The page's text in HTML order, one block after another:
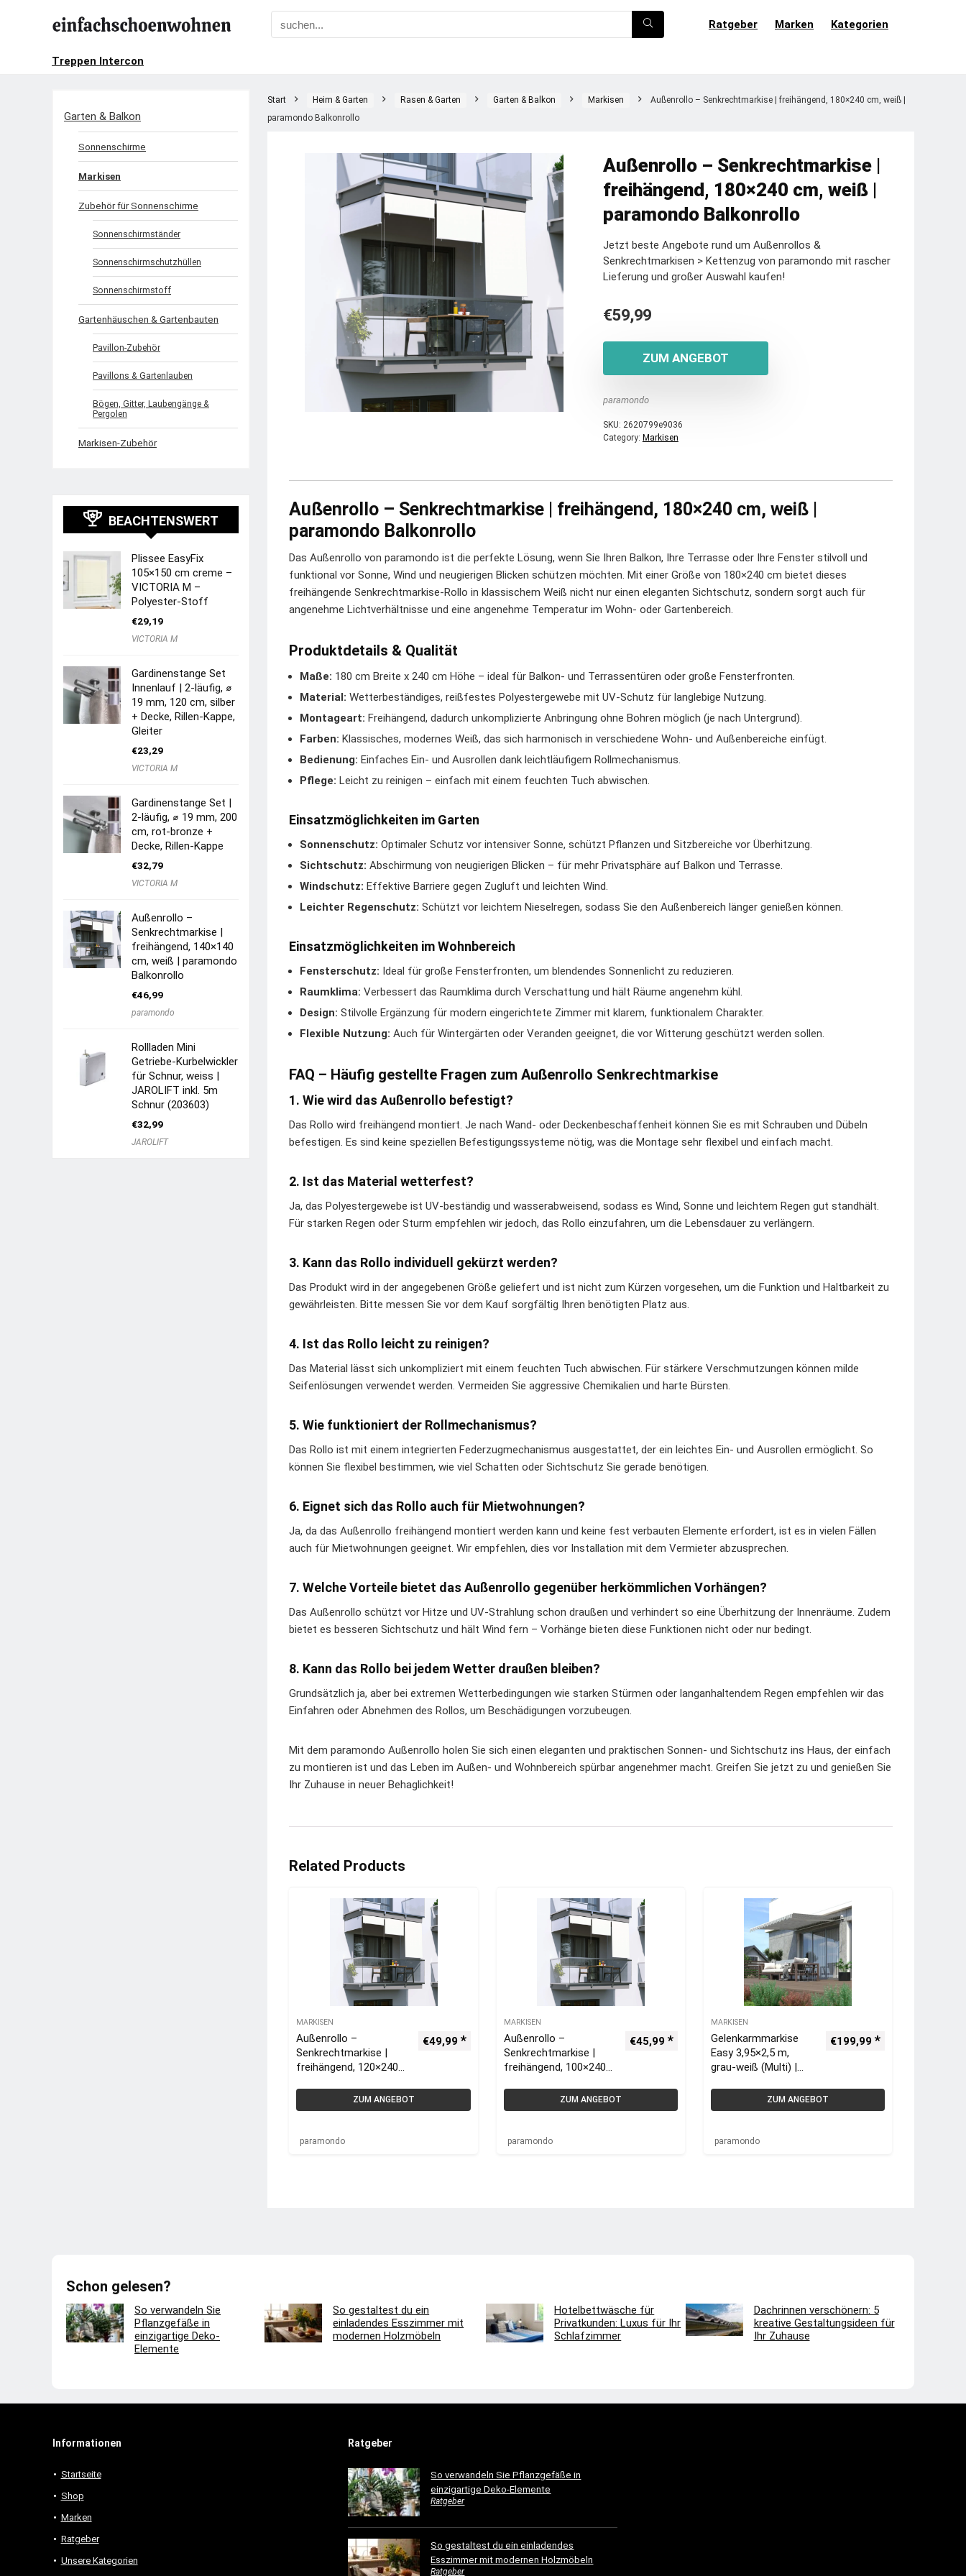
Ratgeber Marken Kategorien
Treppen Intercon
Start Heim & Garten Rasen & Garten Garten & Balkon Markisen
Außenrollo – Senkrechtmarkise | freihängend, 180×240 cm, weiß |
paramondo Balkonrollo
Außenrollo – Senkrechtmarkise |
freihängend, 180×240 cm, weiß |
paramondo Balkonrollo
Jetzt beste Angebote rund um Außenrollos &
Senkrechtmarkisen > Kettenzug von paramondo mit rascher
Lieferung und großer Auswahl kaufen!
€59,99
ZUM ANGEBOT
paramondo
SKU: 2620799e9036
Category: Markisen
Außenrollo – Senkrechtmarkise | freihängend, 180×240 cm, weiß |
paramondo Balkonrollo
Das Außenrollo von paramondo ist die perfekte Lösung, wenn Sie Ihren Balkon, Ihre Terrasse oder Ihre Fenster stilvoll und
funktional vor Sonne, Wind und neugierigen Blicken schützen möchten. Mit einer Größe von 180×240 cm bietet dieses
freihängende Senkrechtmarkise-Rollo in klassischem Weiß nicht nur einen eleganten Sichtschutz, sondern sorgt auch für
angenehme Lichtverhältnisse und eine angenehme Temperatur im Wohn- oder Gartenbereich.
Produktdetails & Qualität
Maße: 180 cm Breite x 240 cm Höhe – ideal für Balkon- und Terrassentüren oder große Fensterfronten.
Material: Wetterbeständiges, reißfestes Polyestergewebe mit UV-Schutz für langlebige Nutzung.
Montageart: Freihängend, dadurch unkomplizierte Anbringung ohne Bohren möglich (je nach Untergrund).
Farben: Klassisches, modernes Weiß, das sich harmonisch in verschiedene Wohn- und Außenbereiche einfügt.
Bedienung: Einfaches Ein- und Ausrollen dank leichtläufigem Rollmechanismus.
Pflege: Leicht zu reinigen – einfach mit einem feuchten Tuch abwischen.
Einsatzmöglichkeiten im Garten
Sonnenschutz: Optimaler Schutz vor intensiver Sonne, schützt Pflanzen und Sitzbereiche vor Überhitzung.
Sichtschutz: Abschirmung von neugierigen Blicken – für mehr Privatsphäre auf Balkon und Terrasse.
Windschutz: Effektive Barriere gegen Zugluft und leichten Wind.
Leichter Regenschutz: Schützt vor leichtem Nieselregen, sodass Sie den Außenbereich länger genießen können.
Einsatzmöglichkeiten im Wohnbereich
Fensterschutz: Ideal für große Fensterfronten, um blendendes Sonnenlicht zu reduzieren.
Raumklima: Verbessert das Raumklima durch Verschattung und hält Räume angenehm kühl.
Design: Stilvolle Ergänzung für modern eingerichtete Zimmer mit klarem, funktionalem Charakter.
Flexible Nutzung: Auch für Wintergärten oder Veranden geeignet, die vor Witterung geschützt werden sollen.
FAQ – Häufig gestellte Fragen zum Außenrollo Senkrechtmarkise
1. Wie wird das Außenrollo befestigt?
Das Rollo wird freihängend montiert. Je nach Wand- oder Deckenbeschaffenheit können Sie es mit Schrauben und Dübeln
befestigen. Es sind keine speziellen Befestigungssysteme nötig, was die Montage sehr flexibel und einfach macht.
2. Ist das Material wetterfest?
Ja, das Polyestergewebe ist UV-beständig und wasserabweisend, sodass es Wind, Sonne und leichtem Regen gut standhält.
Für starken Regen oder Sturm empfehlen wir jedoch, das Rollo einzufahren, um die Lebensdauer zu verlängern.
3. Kann das Rollo individuell gekürzt werden?
Das Produkt wird in der angegebenen Größe geliefert und ist nicht zum Kürzen vorgesehen, um die Funktion und Haltbarkeit zu
gewährleisten. Bitte messen Sie vor dem Kauf sorgfältig Ihren benötigten Platz aus.
4. Ist das Rollo leicht zu reinigen?
Das Material lässt sich unkompliziert mit einem feuchten Tuch abwischen. Für stärkere Verschmutzungen können milde
Seifenlösungen verwendet werden. Vermeiden Sie aggressive Chemikalien und harte Bürsten.
5. Wie funktioniert der Rollmechanismus?
Das Rollo ist mit einem integrierten Federzugmechanismus ausgestattet, der ein leichtes Ein- und Ausrollen ermöglicht. So
können Sie flexibel bestimmen, wie viel Schatten oder Sichtschutz Sie gerade benötigen.
6. Eignet sich das Rollo auch für Mietwohnungen?
Ja, da das Außenrollo freihängend montiert werden kann und keine fest verbauten Elemente erfordert, ist es in vielen Fällen
auch für Mietwohnungen geeignet. Wir empfehlen, dies vor Installation mit dem Vermieter abzusprechen.
7. Welche Vorteile bietet das Außenrollo gegenüber herkömmlichen Vorhängen?
Das Außenrollo schützt vor Hitze und UV-Strahlung schon draußen und verhindert so eine Überhitzung der Innenräume. Zudem
bietet es besseren Sichtschutz und hält Wind fern – Vorhänge bieten diese Funktionen nicht oder nur bedingt.
8. Kann das Rollo bei jedem Wetter draußen bleiben?
Grundsätzlich ja, aber bei extremen Wetterbedingungen wie starken Stürmen oder langanhaltendem Regen empfehlen wir das
Einfahren oder Abnehmen des Rollos, um Beschädigungen vorzubeugen.
Mit dem paramondo Außenrollo holen Sie sich einen eleganten und praktischen Sonnen- und Sichtschutz ins Haus, der einfach
zu montieren ist und das Leben im Außen- und Wohnbereich spürbar angenehmer macht. Greifen Sie jetzt zu und genießen Sie
Ihr Zuhause in neuer Behaglichkeit!
Related Products
MARKISEN
Außenrollo –
Senkrechtmarkise |
freihängend, 120×240
€49,99
ZUM ANGEBOT
paramondo
MARKISEN
Außenrollo –
Senkrechtmarkise |
freihängend, 100×240
€45,99
ZUM ANGEBOT
paramondo
MARKISEN
Gelenkarmmarkise
Easy 3,95×2,5 m,
grau-weiß (Multi) |
€199,99
ZUM ANGEBOT
paramondo
Garten & Balkon
Sonnenschirme
Markisen
Zubehör für Sonnenschirme
Sonnenschirmständer
Sonnenschirmschutzhüllen
Sonnenschirmstoff
Gartenhäuschen & Gartenbauten
Pavillon-Zubehör
Pavillons & Gartenlauben
Bögen, Gitter, Laubengänge &
Pergolen
Markisen-Zubehör
BEACHTENSWERT
Plissee EasyFix
105×150 cm creme –
VICTORIA M –
Polyester-Stoff
€29,19
VICTORIA M
Gardinenstange Set
Innenlauf | 2-läufig, ⌀
19 mm, 120 cm, silber
+ Decke, Rillen-Kappe,
Gleiter
€23,29
VICTORIA M
Gardinenstange Set |
2-läufig, ⌀ 19 mm, 200
cm, rot-bronze +
Decke, Rillen-Kappe
€32,79
VICTORIA M
Außenrollo –
Senkrechtmarkise |
freihängend, 140×140
cm, weiß | paramondo
Balkonrollo
€46,99
paramondo
Rollladen Mini
Getriebe-Kurbelwickler
für Schnur, weiss |
JAROLIFT inkl. 5m
Schnur (203603)
€32,99
JAROLIFT
Schon gelesen?
So verwandeln Sie
Pflanzgefäße in
einzigartige Deko-
Elemente
So gestaltest du ein
einladendes Esszimmer mit
modernen Holzmöbeln
Hotelbettwäsche für
Privatkunden: Luxus für Ihr
Schlafzimmer
Dachrinnen verschönern: 5
kreative Gestaltungsideen für
Ihr Zuhause
Informationen
Startseite
Shop
Marken
Ratgeber
Unsere Kategorien
Ratgeber
So verwandeln Sie Pflanzgefäße in
einzigartige Deko-Elemente
Ratgeber
So gestaltest du ein einladendes
Esszimmer mit modernen Holzmöbeln
Ratgeber